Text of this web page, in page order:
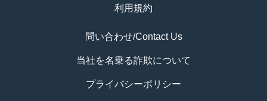
利用規約
問い合わせ/Contact Us
当社を名乗る詐欺について
プライバシーポリシー